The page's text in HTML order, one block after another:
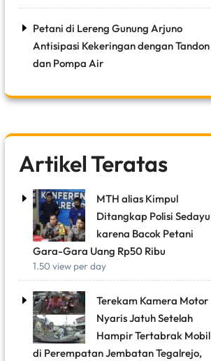
Petani di Lereng Gunung Arjuno
Antisipasi Kekeringan dengan Tandon
dan Pompa Air
Artikel Teratas
MTH alias Kimpul
Ditangkap Polisi Sedayu
karena Bacok Petani
Gara-Gara Uang Rp50 Ribu
1.50 view per day
Terekam Kamera Motor
Nyaris Jatuh Setelah
Hampir Tertabrak Mobil
di Perempatan Jembatan Tegalrejo,